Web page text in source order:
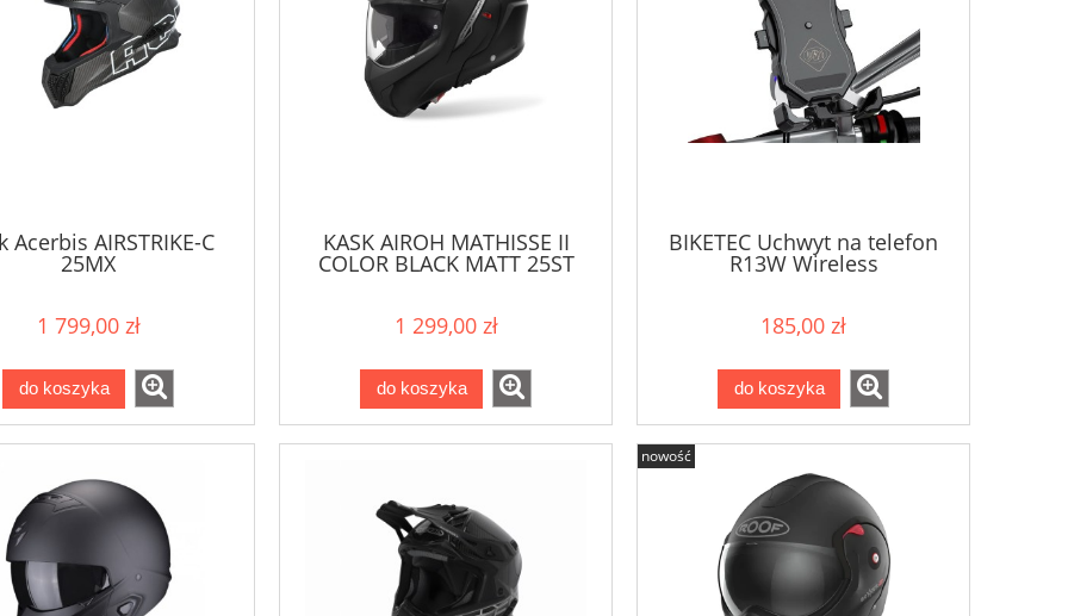
Acerbis AIRSTRIKE-C
25MX
1 799,00 zł
do koszyka
KASK AIROH MATHISSE II
COLOR BLACK MATT 25ST
1 299,00 zł
do koszyka
BIKETEC Uchwyt na telefon
R13W Wireless
185,00 zł
do koszyka
nowość